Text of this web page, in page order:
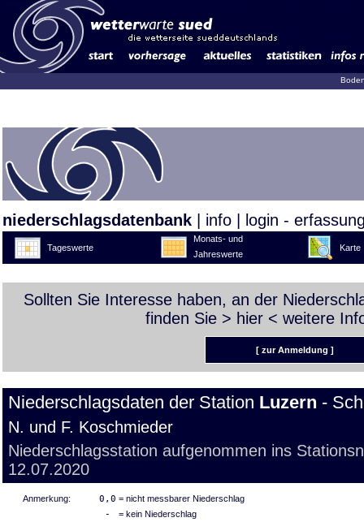
niederschlagsdatenbank info login -
Tageswerte
Monats- und
Jahreswerte
Karte
Sollten Sie Interesse haben, an der
finden Sie > hier < weitere
[ zur Anmeldung ]
Niederschlagsdaten der Station Luzern -
N. und F. Koschmieder
Niederschlagsstation aufgenommen ins
12.07.2020
Anmerkung: 0,0 = nicht messbarer Niederschlag
- = kein Niederschlag